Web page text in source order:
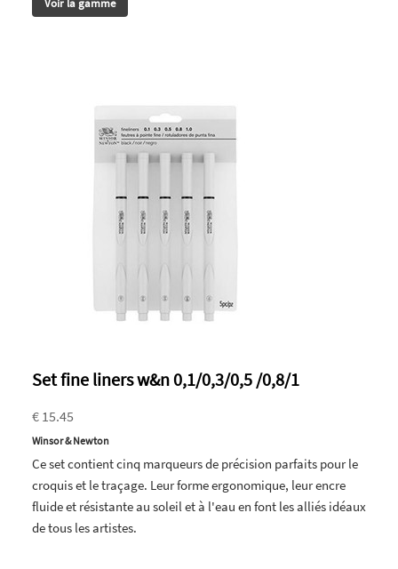
Set fine liners w&n 0,1/0,3/0,5 /0,8/1
€ 15.45
Winsor & Newton
Ce set contient cinq marqueurs de précision parfaits pour le
croquis et le traçage. Leur forme ergonomique, leur encre
fluide et résistante au soleil et à l'eau en font les alliés idéaux
de tous les artistes.